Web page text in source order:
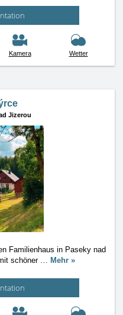
Kamera Wetter
Jizerou
Familienhaus in Paseky nad
schöner … Mehr »